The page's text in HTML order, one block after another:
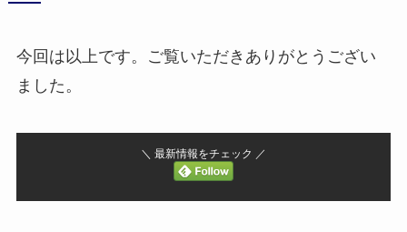
今回は以上です。ご覧いただきありがとうござい
ました。
＼ 最新情報をチェック ／